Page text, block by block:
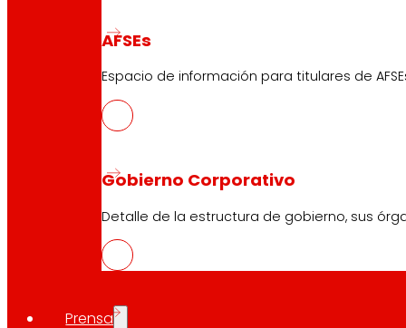
AFSEs
Espacio de información para titulares de
Gobierno Corporativo
Detalle de la estructura de gobierno, sus
Prensa